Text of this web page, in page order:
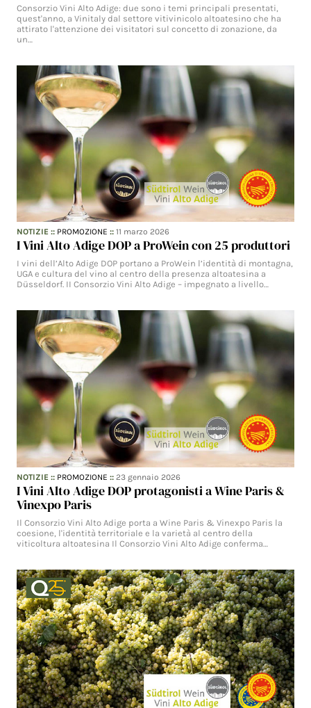
Consorzio Vini Alto Adige: due sono i temi principali presentati,
quest'anno, a Vinitaly dal settore vitivinicolo altoatesino che ha
attirato l'attenzione dei visitatori sul concetto di zonazione, da
un…
NOTIZIE :: PROMOZIONE ::11 marzo 2026
I Vini Alto Adige DOP a ProWein con 25 produttori
I vini dell’Alto Adige DOP portano a ProWein l’identità di montagna,
UGA e cultura del vino al centro della presenza altoatesina a
Düsseldorf. II Consorzio Vini Alto Adige – impegnato a livello…
NOTIZIE :: PROMOZIONE ::23 gennaio 2026
I Vini Alto Adige DOP protagonisti a Wine Paris &
Vinexpo Paris
Il Consorzio Vini Alto Adige porta a Wine Paris & Vinexpo Paris la
coesione, l'identità territoriale e la varietà al centro della
viticoltura altoatesina Il Consorzio Vini Alto Adige conferma…